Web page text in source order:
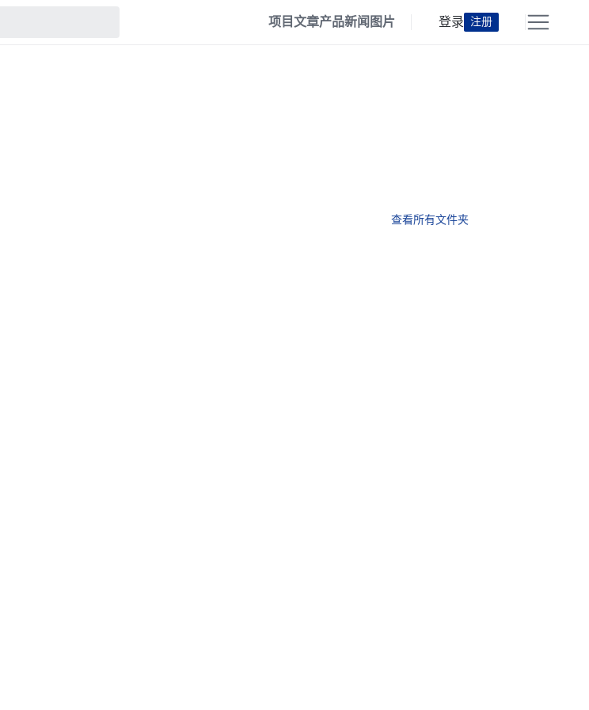
项目文章产品新闻 图片 登录 注册
查看所有文件夹